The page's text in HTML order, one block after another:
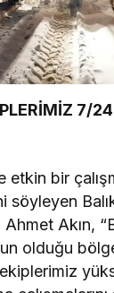
7/
etkin bir
söyleyen
Akın,
olduğu